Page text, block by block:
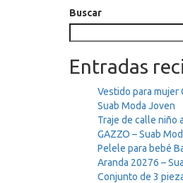
Buscar
Entradas
Vestido para mujer
Suab Moda Joven
Traje de calle niño
GAZZO – Suab
Pelele para bebé
Aranda 20276 –
Conjunto de 3